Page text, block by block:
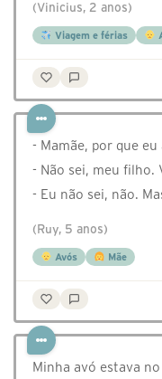
(Vinicius, 2 anos)
Viagem e férias
- Mamãe, por que
- Não sei, meu filho.
- Eu não sei, não.
(Ruy, 5 anos)
Avós Mãe
Minha avó estava